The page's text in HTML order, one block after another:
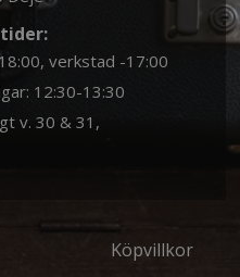
verkstad -17:00
12:30-13:30
v. 30 & 31,
Köpvillkor